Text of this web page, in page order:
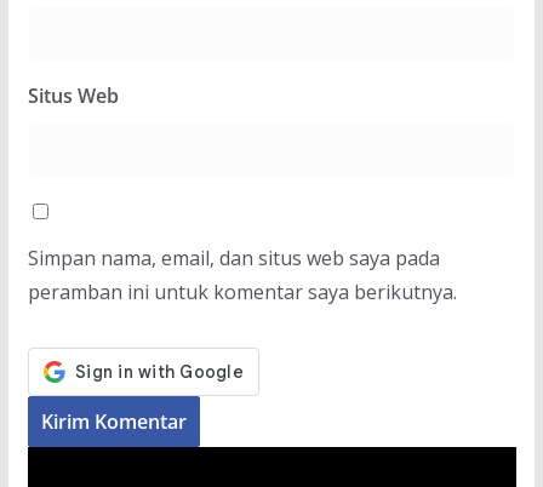
Situs Web
Simpan nama, email, dan situs web saya pada
peramban ini untuk komentar saya berikutnya.